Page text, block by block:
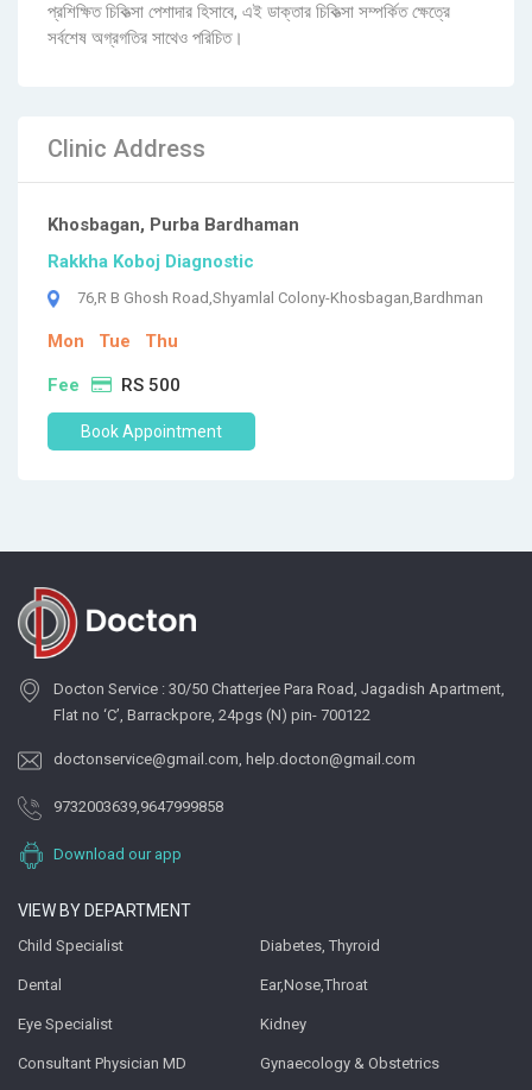
প্রশিক্ষিত চিকিত্সা পেশাদার হিসাবে, এই ডাক্তার চিকিত্সা সম্পর্কিত ক্ষেত্রে
সর্বশেষ অগ্রগতির সাথেও পরিচিত।
Clinic Address
Khosbagan, Purba Bardhaman
Rakkha Koboj Diagnostic
76,R B Ghosh Road,Shyamlal Colony-Khosbagan,Bardhman
Mon Tue Thu
Fee RS 500
Book Appointment
Docton Service : 30/50 Chatterjee Para Road, Jagadish Apartment,
Flat no ‘C’, Barrackpore, 24pgs (N) pin- 700122
doctonservice@gmail.com, help.docton@gmail.com
9732003639,9647999858
Download our app
VIEW BY DEPARTMENT
Child Specialist Diabetes, Thyroid
Dental Ear,Nose,Throat
Eye Specialist Kidney
Consultant Physician MD Gynaecology & Obstetrics